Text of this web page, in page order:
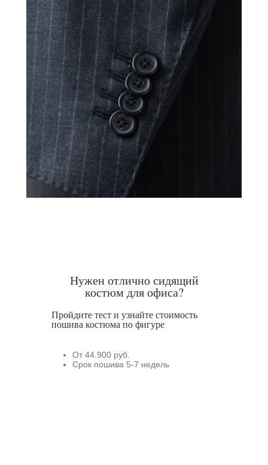
От 44.900 руб.
Срок пошива 5-7 недель
Пройдите тест и узнайте стоимость
пошива костюма по фигуре
Нужен отлично сидящий
костюм для офиса?